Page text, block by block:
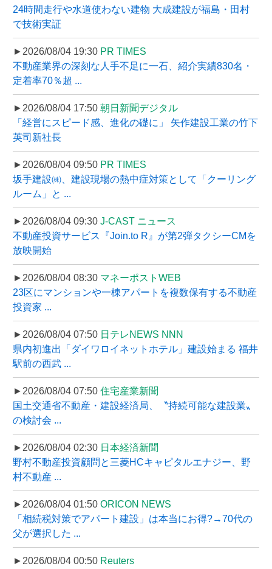
24時間走行や水道使わない建物 大成建設が福島・田村
で技術実証
►2026/08/04 19:30 PR TIMES
不動産業界の深刻な人手不足に一石、紹介実績830名・
定着率70％超 ...
►2026/08/04 17:50 朝日新聞デジタル
「経営にスピード感、進化の礎に」 矢作建設工業の竹下
英司新社長
►2026/08/04 09:50 PR TIMES
坂手建設㈱、建設現場の熱中症対策として「クーリング
ルーム」と ...
►2026/08/04 09:30 J-CAST ニュース
不動産投資サービス『Join.to R』が第2弾タクシーCMを
放映開始
►2026/08/04 08:30 マネーポストWEB
23区にマンションや一棟アパートを複数保有する不動産
投資家 ...
►2026/08/04 07:50 日テレNEWS NNN
県内初進出「ダイワロイネットホテル」建設始まる 福井
駅前の西武 ...
►2026/08/04 07:50 住宅産業新聞
国土交通省不動産・建設経済局、〝持続可能な建設業〟
の検討会 ...
►2026/08/04 02:30 日本経済新聞
野村不動産投資顧問と三菱HCキャピタルエナジー、野
村不動産 ...
►2026/08/04 01:50 ORICON NEWS
「相続税対策でアパート建設」は本当にお得?→70代の
父が選択した ...
►2026/08/04 00:50 Reuters